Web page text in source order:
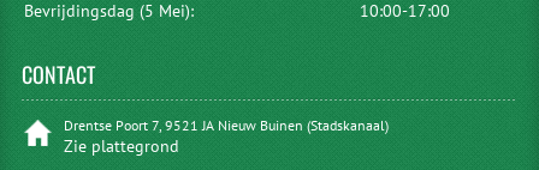
Bevrijdingsdag (5 Mei):
10:00-17:00
CONTACT
Drentse Poort 7, 9521 JA Nieuw Buinen (Stadskanaal)
Zie plattegrond